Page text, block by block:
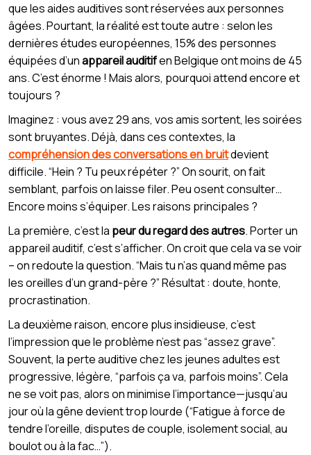
que les aides auditives sont réservées aux personnes
âgées. Pourtant, la réalité est toute autre : selon les
dernières études européennes, 15% des personnes
équipées d’unappareil auditifen Belgique ont moins de 45
ans. C’est énorme ! Mais alors, pourquoi attend encore et
toujours ?
Imaginez : vous avez 29 ans, vos amis sortent, les soirées
sont bruyantes. Déjà, dans ces contextes, la
compréhension des conversations en bruitdevient
difficile. “Hein ? Tu peux répéter ?” On sourit, on fait
semblant, parfois on laisse filer. Peu osent consulter…
Encore moins s’équiper. Les raisons principales ?
La première, c’est la peur du regard des autres. Porter un
appareil auditif, c’est s’afficher. On croit que cela va se voir
– on redoute la question. “Mais tu n’as quand même pas
les oreilles d’un grand-père ?” Résultat : doute, honte,
procrastination.
La deuxième raison, encore plus insidieuse, c’est
l’impression que le problème n’est pas “assez grave”.
Souvent, la perte auditive chez les jeunes adultes est
progressive, légère, “parfois ça va, parfois moins”. Cela
ne se voit pas, alors on minimise l’importance—jusqu’au
jour où la gêne devient trop lourde (“Fatigue à force de
tendre l’oreille, disputes de couple, isolement social, au
boulot ou à la fac…”).